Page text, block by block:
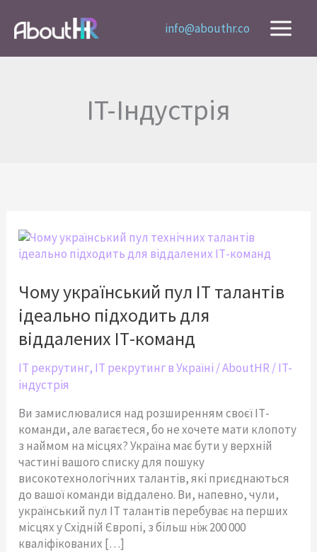
вмісту
info@abouthr.co
IT-Індустрія
Чому український пул IT талантів
ідеально підходить для
віддалених ІТ-команд
IT рекрутинг, IT рекрутинг в Україні /AboutHR /IT-
індустрія
Ви замислювалися над розширенням своєї ІТ-
команди, але вагаєтеся, бо не хочете мати клопоту
з наймом на місцях? Україна має бути у верхній
частині вашого списку для пошуку
високотехнологічних талантів, які приєднаються
до вашої команди віддалено. Ви, напевно, чули,
український пул ІТ талантів перебуває на перших
місцях у Східній Європі, з більш ніж 200 000
кваліфікованих […]
Чому
український
IT
талантів
ідеально
підходить
для
віддалених
ІТ-